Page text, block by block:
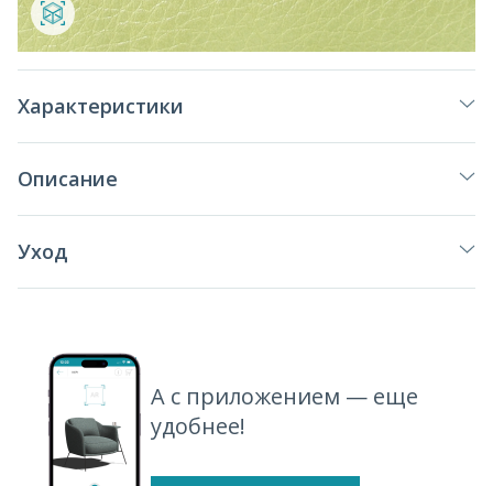
Характеристики
Описание
Уход
А с приложением — еще
удобнее!